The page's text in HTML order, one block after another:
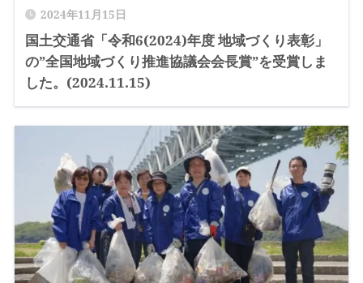
2024年11月15日
国土交通省「令和6(2024)年度 地域づくり表彰」
の”全国地域づくり推進協議会会長賞”を受賞しま
した。(2024.11.15)